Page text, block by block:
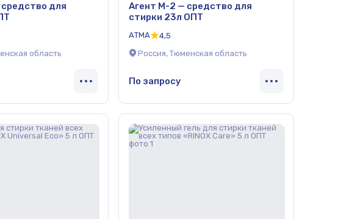
для
область
Агент М-2 — средство для
стирки 23л ОПТ
АТМА
4,5
Россия, Тюменская область
По запросу